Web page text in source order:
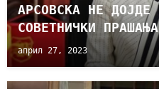
АРСОВСКА НЕ ДОЈДЕ
СОВЕТНИЧКИ ПРАШАЊА
април 27, 2023